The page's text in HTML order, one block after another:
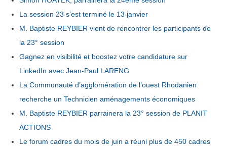
La session 23 s’est terminé le 13 janvier
M. Baptiste REYBIER vient de rencontrer les participants de
la 23° session
Gagnez en visibilité et boostez votre candidature sur
LinkedIn avec Jean-Paul LARENG
La Communauté d’agglomération de l’ouest Rhodanien
recherche un Technicien aménagements économiques
M. Baptiste REYBIER parrainera la 23° session de PLANIT
ACTIONS
Le forum cadres du mois de juin a réuni plus de 450 cadres